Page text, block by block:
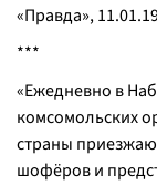
«Правда»,
***
«Ежедневно в
комсомольских
страны
шофёров и